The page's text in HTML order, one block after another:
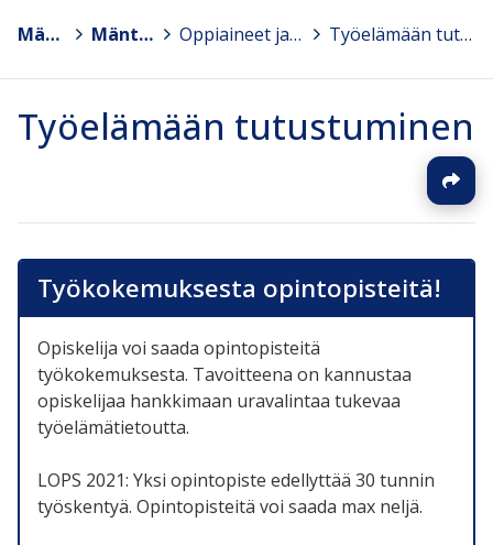
Mäntsälä Mäntsälän lukio > Oppiaineet ja temaattiset opinnot > Työelämään tutustuminen
Työelämään tutustuminen
Työkokemuksesta opintopisteitä!
Opiskelija voi saada opintopisteitä
työkokemuksesta. Tavoitteena on kannustaa
opiskelijaa hankkimaan uravalintaa tukevaa
työelämätietoutta.
LOPS 2021: Yksi opintopiste edellyttää 30 tunnin
työskentyä. Opintopisteitä voi saada max neljä.